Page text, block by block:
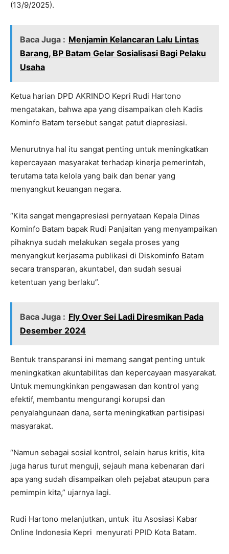
(13/9/2025).
Baca Juga : Menjamin Kelancaran Lalu Lintas
Barang, BP Batam Gelar Sosialisasi Bagi Pelaku
Usaha
Ketua harian DPD AKRINDO Kepri Rudi Hartono
mengatakan, bahwa apa yang disampaikan oleh Kadis
Kominfo Batam tersebut sangat patut diapresiasi.
Menurutnya hal itu sangat penting untuk meningkatkan
kepercayaan masyarakat terhadap kinerja pemerintah,
terutama tata kelola yang baik dan benar yang
menyangkut keuangan negara.
“Kita sangat mengapresiasi pernyataan Kepala Dinas
Kominfo Batam bapak Rudi Panjaitan yang menyampaikan
pihaknya sudah melakukan segala proses yang
menyangkut kerjasama publikasi di Diskominfo Batam
secara transparan, akuntabel, dan sudah sesuai
ketentuan yang berlaku”.
Baca Juga : Fly Over Sei Ladi Diresmikan Pada
Desember 2024
Bentuk transparansi ini memang sangat penting untuk
meningkatkan akuntabilitas dan kepercayaan masyarakat.
Untuk memungkinkan pengawasan dan kontrol yang
efektif, membantu mengurangi korupsi dan
penyalahgunaan dana, serta meningkatkan partisipasi
masyarakat.
“Namun sebagai sosial kontrol, selain harus kritis, kita
juga harus turut menguji, sejauh mana kebenaran dari
apa yang sudah disampaikan oleh pejabat ataupun para
pemimpin kita,” ujarnya lagi.
Rudi Hartono melanjutkan, untuk itu Asosiasi Kabar
Online Indonesia Kepri menyurati PPID Kota Batam.